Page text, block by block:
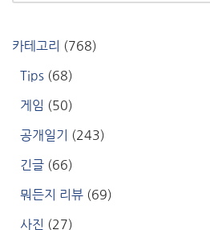
카테고리 (768)
Tips (68)
게임 (50)
공개일기 (243)
긴글 (66)
뭐든지 리뷰 (69)
사진 (27)